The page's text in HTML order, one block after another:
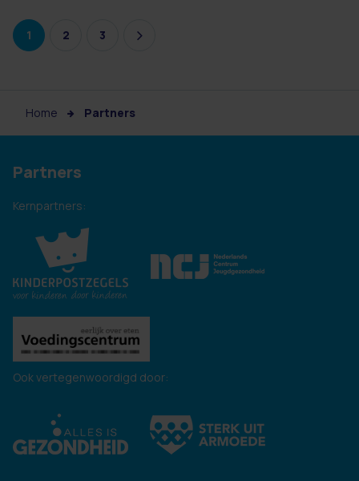
1 2 3
Home Partners
Partners
Kernpartners:
Ook vertegenwoordigd door: